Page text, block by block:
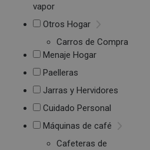
vapor
Otros Hogar
Carros de Compra
Menaje Hogar
Paelleras
Jarras y Hervidores
Cuidado Personal
Máquinas de café
Cafeteras de